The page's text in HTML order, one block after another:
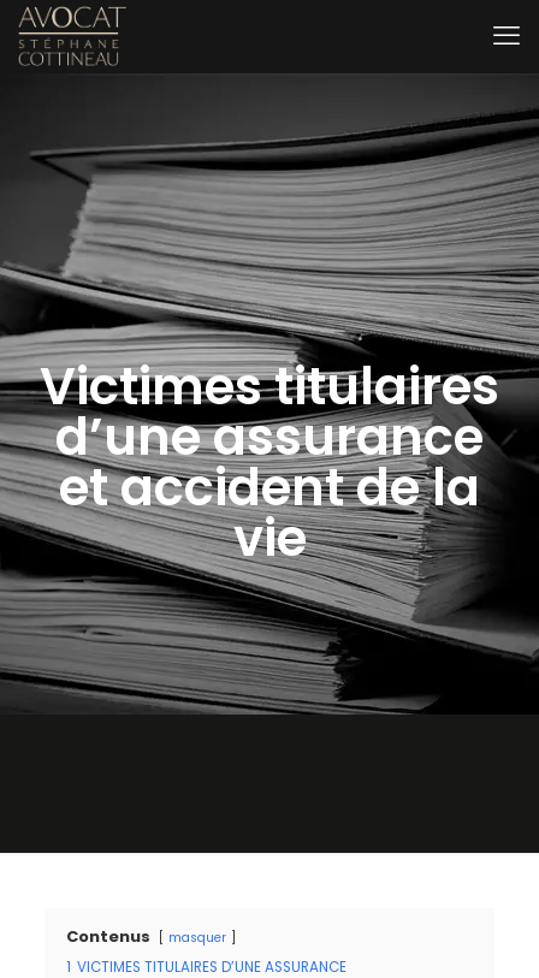
Victimes titulaires
d’une assurance
et accident de la
vie
Contenus masquer
1 VICTIMES TITULAIRES D’UNE ASSURANCE